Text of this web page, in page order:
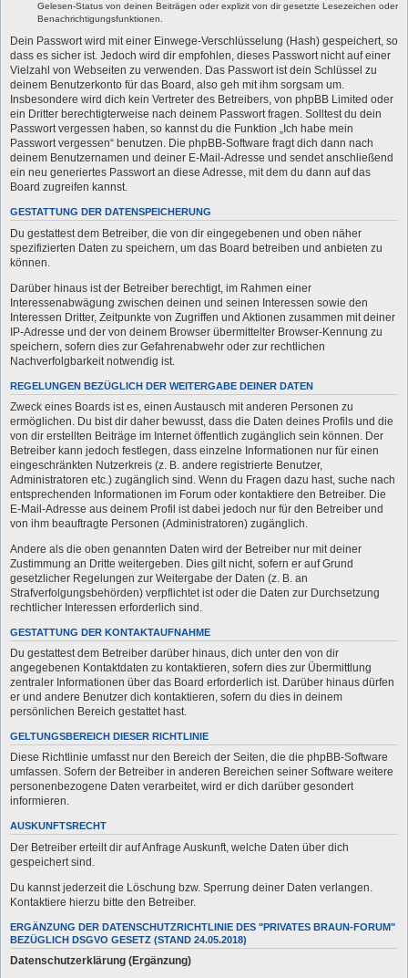
Gelesen-Status von deinen Beiträgen oder explizit von dir gesetzte Lesezeichen oder
Benachrichtigungsfunktionen.
Dein Passwort wird mit einer Einwege-Verschlüsselung (Hash) gespeichert, so
dass es sicher ist. Jedoch wird dir empfohlen, dieses Passwort nicht auf einer
Vielzahl von Webseiten zu verwenden. Das Passwort ist dein Schlüssel zu
deinem Benutzerkonto für das Board, also geh mit ihm sorgsam um.
Insbesondere wird dich kein Vertreter des Betreibers, von phpBB Limited oder
ein Dritter berechtigterweise nach deinem Passwort fragen. Solltest du dein
Passwort vergessen haben, so kannst du die Funktion „Ich habe mein
Passwort vergessen“ benutzen. Die phpBB-Software fragt dich dann nach
deinem Benutzernamen und deiner E-Mail-Adresse und sendet anschließend
ein neu generiertes Passwort an diese Adresse, mit dem du dann auf das
Board zugreifen kannst.
GESTATTUNG DER DATENSPEICHERUNG
Du gestattest dem Betreiber, die von dir eingegebenen und oben näher
spezifizierten Daten zu speichern, um das Board betreiben und anbieten zu
können.
Darüber hinaus ist der Betreiber berechtigt, im Rahmen einer
Interessenabwägung zwischen deinen und seinen Interessen sowie den
Interessen Dritter, Zeitpunkte von Zugriffen und Aktionen zusammen mit deiner
IP-Adresse und der von deinem Browser übermittelter Browser-Kennung zu
speichern, sofern dies zur Gefahrenabwehr oder zur rechtlichen
Nachverfolgbarkeit notwendig ist.
REGELUNGEN BEZÜGLICH DER WEITERGABE DEINER DATEN
Zweck eines Boards ist es, einen Austausch mit anderen Personen zu
ermöglichen. Du bist dir daher bewusst, dass die Daten deines Profils und die
von dir erstellten Beiträge im Internet öffentlich zugänglich sein können. Der
Betreiber kann jedoch festlegen, dass einzelne Informationen nur für einen
eingeschränkten Nutzerkreis (z. B. andere registrierte Benutzer,
Administratoren etc.) zugänglich sind. Wenn du Fragen dazu hast, suche nach
entsprechenden Informationen im Forum oder kontaktiere den Betreiber. Die
E-Mail-Adresse aus deinem Profil ist dabei jedoch nur für den Betreiber und
von ihm beauftragte Personen (Administratoren) zugänglich.
Andere als die oben genannten Daten wird der Betreiber nur mit deiner
Zustimmung an Dritte weitergeben. Dies gilt nicht, sofern er auf Grund
gesetzlicher Regelungen zur Weitergabe der Daten (z. B. an
Strafverfolgungsbehörden) verpflichtet ist oder die Daten zur Durchsetzung
rechtlicher Interessen erforderlich sind.
GESTATTUNG DER KONTAKTAUFNAHME
Du gestattest dem Betreiber darüber hinaus, dich unter den von dir
angegebenen Kontaktdaten zu kontaktieren, sofern dies zur Übermittlung
zentraler Informationen über das Board erforderlich ist. Darüber hinaus dürfen
er und andere Benutzer dich kontaktieren, sofern du dies in deinem
persönlichen Bereich gestattet hast.
GELTUNGSBEREICH DIESER RICHTLINIE
Diese Richtlinie umfasst nur den Bereich der Seiten, die die phpBB-Software
umfassen. Sofern der Betreiber in anderen Bereichen seiner Software weitere
personenbezogene Daten verarbeitet, wird er dich darüber gesondert
informieren.
AUSKUNFTSRECHT
Der Betreiber erteilt dir auf Anfrage Auskunft, welche Daten über dich
gespeichert sind.
Du kannst jederzeit die Löschung bzw. Sperrung deiner Daten verlangen.
Kontaktiere hierzu bitte den Betreiber.
ERGÄNZUNG DER DATENSCHUTZRICHTLINIE DES "PRIVATES BRAUN-FORUM"
BEZÜGLICH DSGVO GESETZ (STAND 24.05.2018)
Datenschutzerklärung (Ergänzung)